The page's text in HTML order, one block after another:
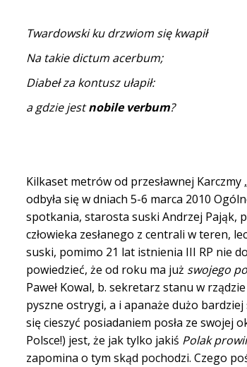
Twardowski ku drzwiom się kwapił
Na takie dictum acerbum;
Diabeł za kontusz ułapił:
a gdzie jestnobile verbum?
Kilkaset metrów od przesławnej
odbyła się w dniach 5-6 marca 2010
spotkania, starosta suski Andrzej Pająk,
człowieka zesłanego z centrali w teren,
suski, pomimo 21 lat istnienia III RP nie
powiedzieć, że od roku ma już swojego
Paweł Kowal, b. sekretarz stanu w
pyszne ostrygi, a i apanaże dużo
się cieszyć posiadaniem posła ze swojej
Polsce!) jest, że jak tylko jakiś Polak
zapomina o tym skąd pochodzi. Czego